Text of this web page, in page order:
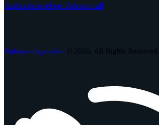
facebookenvelope-2phone-call
Købmandsgaarden © 2026. All Rights Reserved.